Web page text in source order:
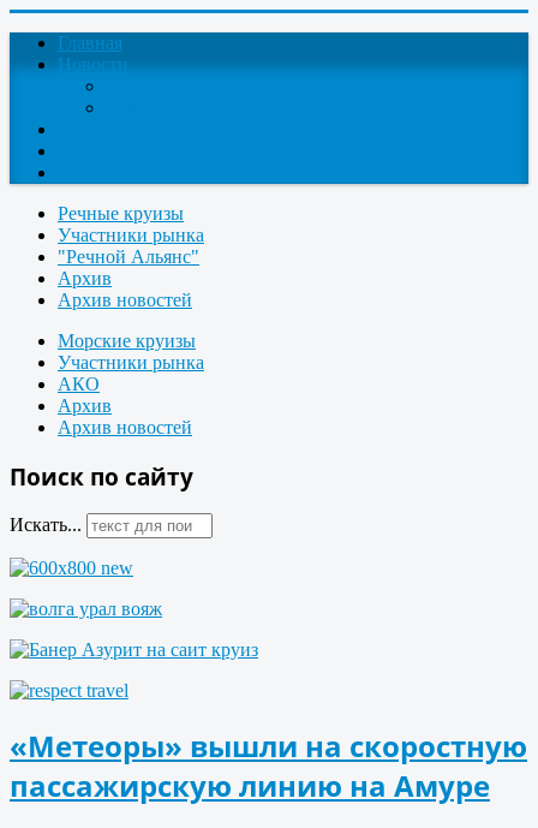
Главная
Новости
Речные круизы
Участники рынка
"Речной Альянс"
Архив
Архив новостей
Морские круизы
Участники рынка
АКО
Архив
Архив новостей
Поиск по сайту
Искать...
«Метеоры» вышли на скоростную
пассажирскую линию на Амуре